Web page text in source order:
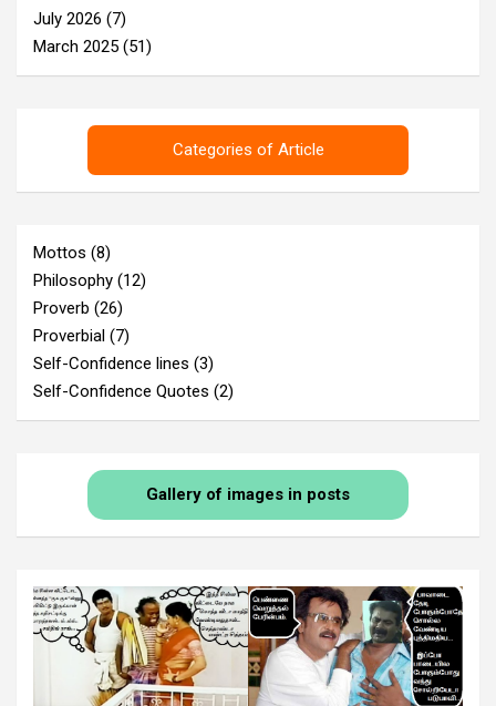
July 2026 (7)
March 2025 (51)
Categories of Article
Mottos (8)
Philosophy (12)
Proverb (26)
Proverbial (7)
Self-Confidence lines (3)
Self-Confidence Quotes (2)
Gallery of images in posts